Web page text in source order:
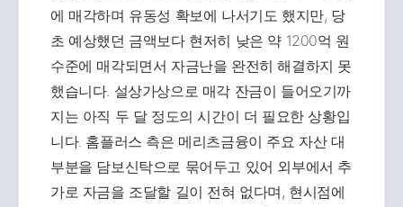
에 매각하며 유동성 확보에 나서기도 했지만, 당
초 예상했던 금액보다 현저히 낮은 약 1200억 원
수준에 매각되면서 자금난을 완전히 해결하지 못
했습니다. 설상가상으로 매각 잔금이 들어오기까
지는 아직 두 달 정도의 시간이 더 필요한 상황입
니다. 홈플러스 측은 메리츠금융이 주요 자산 대
부분을 담보신탁으로 묶어두고 있어 외부에서 추
가로 자금을 조달할 길이 전혀 없다며, 현시점에